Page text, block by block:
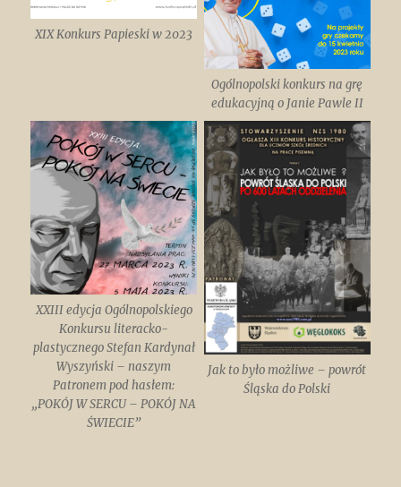
XIX Konkurs Papieski w 2023
Ogólnopolski konkurs na grę
edukacyjną o Janie Pawle II
XXIII edycja Ogólnopolskiego
Konkursu literacko-
plastycznego Stefan Kardynał
Wyszyński – naszym
Patronem pod hasłem:
„POKÓJ W SERCU – POKÓJ NA
ŚWIECIE”
Jak to było możliwe – powrót
Śląska do Polski